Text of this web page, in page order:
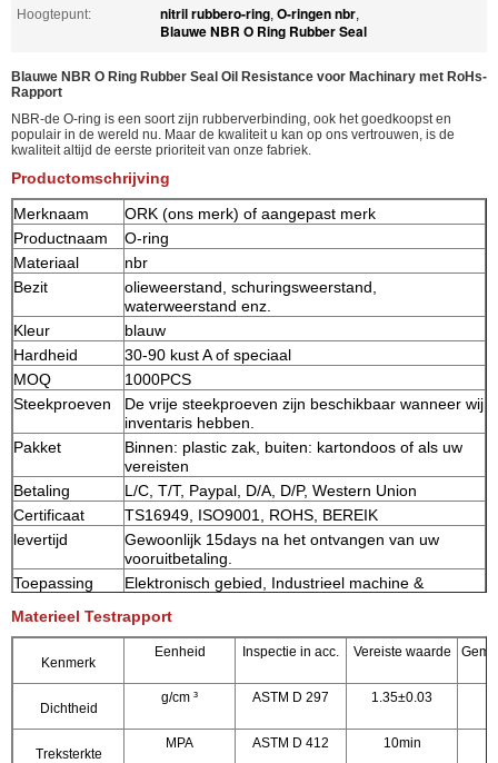
Hoogtepunt:
nitril rubbero-ring, O-ringen nbr,
Blauwe NBR O Ring Rubber Seal
Blauwe NBR O Ring Rubber Seal Oil Resistance voor Machinary met RoHs-
Rapport
NBR-de O-ring is een soort zijn rubberverbinding, ook het goedkoopst en
populair in de wereld nu. Maar de kwaliteit u kan op ons vertrouwen, is de
kwaliteit altijd de eerste prioriteit van onze fabriek.
Productomschrijving
Merknaam
ORK (ons merk) of aangepast merk
Productnaam
O-ring
Materiaal
nbr
Bezit
olieweerstand, schuringsweerstand,
waterweerstand enz.
Kleur
blauw
Hardheid
30-90 kust A of speciaal
MOQ
1000PCS
Steekproeven
De vrije steekproeven zijn beschikbaar wanneer wij
inventaris hebben.
Pakket
Binnen: plastic zak, buiten: kartondoos of als uw
vereisten
Betaling
L/C, T/T, Paypal, D/A, D/P, Western Union
Certificaat
TS16949, ISO9001, ROHS, BEREIK
levertijd
Gewoonlijk 15days na het ontvangen van uw
vooruitbetaling.
Toepassing
Elektronisch gebied, Industrieel machine &
verzegelen, het vlakke gezicht statische
verzegelen, het vacuümflens verzegelen, de
toepassing van de driehoeksgroef, het
Medische apparatuurindustrie, zware machines,
Materieel Testrapport
Kenmerk
Eenheid Inspectie in acc. Vereiste waarde
Dichtheid
g/cm ³ ASTM D 297 1.35±0.03
Treksterkte
MPA ASTM D 412 10min